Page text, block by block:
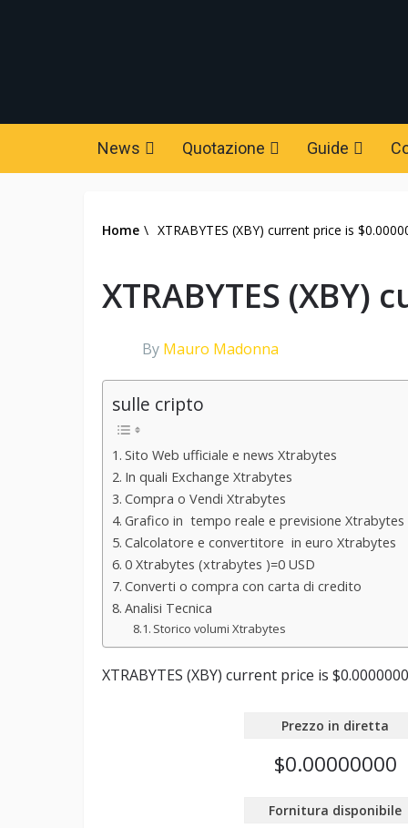
News Quotazione Guide
Home \ XTRABYTES (XBY) current price is
XTRABYTES
By Mauro Madonna
sulle cripto
Sito Web ufficiale e news Xtrabytes
In quali Exchange Xtrabytes
Compra o Vendi Xtrabytes
Grafico in tempo reale e previsione Xtrabytes
Calcolatore e convertitore in euro Xtrabytes
0 Xtrabytes (xtrabytes )=0 USD
Converti o compra con carta di credito
Analisi Tecnica
Storico volumi Xtrabytes
XTRABYTES (XBY) current price is
Prezzo in diretta
$0.00000000
Fornitura disponibile